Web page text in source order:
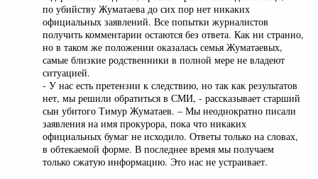
по убийству Жуматаева до сих пор нет никаких
официальных заявлений. Все попытки журналистов
получить комментарии остаются без ответа. Как ни странно,
но в таком же положении оказалась семья Жуматаевых,
самые близкие родственники в полной мере не владеют
ситуацией.
- У нас есть претензии к следствию, но так как результатов
нет, мы решили обратиться в СМИ, - рассказывает старший
сын убитого Тимур Жуматаев. – Мы неоднократно писали
заявления на имя прокурора, пока что никаких
официальных бумаг не исходило. Ответы только на словах,
в обтекаемой форме. В последнее время мы получаем
только сжатую информацию. Это нас не устраивает.